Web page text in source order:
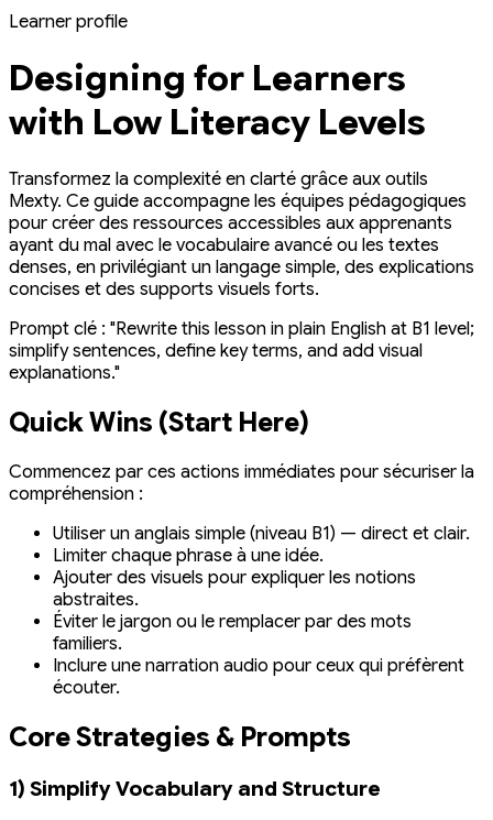
Learner profile
Designing for Learners
with Low Literacy Levels
Transformez la complexité en clarté grâce aux outils
Mexty. Ce guide accompagne les équipes pédagogiques
pour créer des ressources accessibles aux apprenants
ayant du mal avec le vocabulaire avancé ou les textes
denses, en privilégiant un langage simple, des explications
concises et des supports visuels forts.
Prompt clé : "Rewrite this lesson in plain English at B1 level;
simplify sentences, define key terms, and add visual
explanations."
Quick Wins (Start Here)
Commencez par ces actions immédiates pour sécuriser la
compréhension :
Utiliser un anglais simple (niveau B1) — direct et clair.
Limiter chaque phrase à une idée.
Ajouter des visuels pour expliquer les notions
abstraites.
Éviter le jargon ou le remplacer par des mots
familiers.
Inclure une narration audio pour ceux qui préfèrent
écouter.
Core Strategies & Prompts
1) Simplify Vocabulary and Structure